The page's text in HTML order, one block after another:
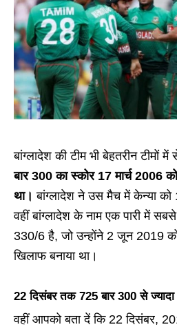
बांग्लादेश की टीम भी बेहतरीन टीमों
बार 300 का स्कोर 17 मार्च 2006
था। बांग्लादेश ने उस मैच में केन्या को
वहीं बांग्लादेश के नाम एक पारी में
330/6 है, जो उन्होंने 2 जून 2019
खिलाफ बनाया था।
22 दिसंबर तक 725 बार 300 से
वहीं आपको बता दें कि 22 दिसंबर,